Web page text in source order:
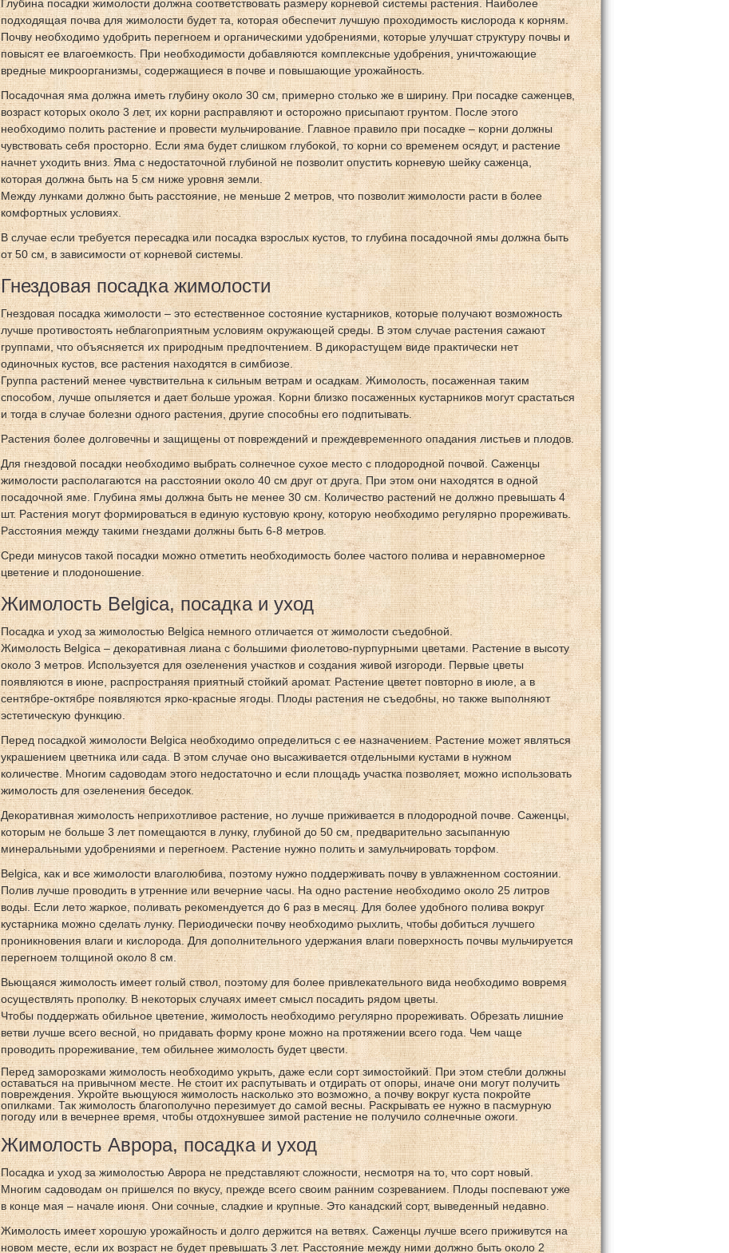
Глубина посадки жимолости должна соответствовать размеру корневой системы растения. Наиболее
подходящая почва для жимолости будет та, которая обеспечит лучшую проходимость кислорода к корням.
Почву необходимо удобрить перегноем и органическими удобрениями, которые улучшат структуру почвы и
повысят ее влагоемкость. При необходимости добавляются комплексные удобрения, уничтожающие
вредные микроорганизмы, содержащиеся в почве и повышающие урожайность.
Посадочная яма должна иметь глубину около 30 см, примерно столько же в ширину. При посадке саженцев,
возраст которых около 3 лет, их корни расправляют и осторожно присыпают грунтом. После этого
необходимо полить растение и провести мульчирование. Главное правило при посадке – корни должны
чувствовать себя просторно. Если яма будет слишком глубокой, то корни со временем осядут, и растение
начнет уходить вниз. Яма с недостаточной глубиной не позволит опустить корневую шейку саженца,
которая должна быть на 5 см ниже уровня земли.
Между лунками должно быть расстояние, не меньше 2 метров, что позволит жимолости расти в более
комфортных условиях.
В случае если требуется пересадка или посадка взрослых кустов, то глубина посадочной ямы должна быть
от 50 см, в зависимости от корневой системы.
Гнездовая посадка жимолости
Гнездовая посадка жимолости – это естественное состояние кустарников, которые получают возможность
лучше противостоять неблагоприятным условиям окружающей среды. В этом случае растения сажают
группами, что объясняется их природным предпочтением. В дикорастущем виде практически нет
одиночных кустов, все растения находятся в симбиозе.
Группа растений менее чувствительна к сильным ветрам и осадкам. Жимолость, посаженная таким
способом, лучше опыляется и дает больше урожая. Корни близко посаженных кустарников могут срастаться
и тогда в случае болезни одного растения, другие способны его подпитывать.
Растения более долговечны и защищены от повреждений и преждевременного опадания листьев и плодов.
Для гнездовой посадки необходимо выбрать солнечное сухое место с плодородной почвой. Саженцы
жимолости располагаются на расстоянии около 40 см друг от друга. При этом они находятся в одной
посадочной яме. Глубина ямы должна быть не менее 30 см. Количество растений не должно превышать 4
шт. Растения могут формироваться в единую кустовую крону, которую необходимо регулярно прореживать.
Расстояния между такими гнездами должны быть 6-8 метров.
Среди минусов такой посадки можно отметить необходимость более частого полива и неравномерное
цветение и плодоношение.
Жимолость Belgica, посадка и уход
Посадка и уход за жимолостью Belgica немного отличается от жимолости съедобной.
Жимолость Belgica – декоративная лиана с большими фиолетово-пурпурными цветами. Растение в высоту
около 3 метров. Используется для озеленения участков и создания живой изгороди. Первые цветы
появляются в июне, распространяя приятный стойкий аромат. Растение цветет повторно в июле, а в
сентябре-октябре появляются ярко-красные ягоды. Плоды растения не съедобны, но также выполняют
эстетическую функцию.
Перед посадкой жимолости Belgica необходимо определиться с ее назначением. Растение может являться
украшением цветника или сада. В этом случае оно высаживается отдельными кустами в нужном
количестве. Многим садоводам этого недостаточно и если площадь участка позволяет, можно использовать
жимолость для озеленения беседок.
Декоративная жимолость неприхотливое растение, но лучше приживается в плодородной почве. Саженцы,
которым не больше 3 лет помещаются в лунку, глубиной до 50 см, предварительно засыпанную
минеральными удобрениями и перегноем. Растение нужно полить и замульчировать торфом.
Belgica, как и все жимолости влаголюбива, поэтому нужно поддерживать почву в увлажненном состоянии.
Полив лучше проводить в утренние или вечерние часы. На одно растение необходимо около 25 литров
воды. Если лето жаркое, поливать рекомендуется до 6 раз в месяц. Для более удобного полива вокруг
кустарника можно сделать лунку. Периодически почву необходимо рыхлить, чтобы добиться лучшего
проникновения влаги и кислорода. Для дополнительного удержания влаги поверхность почвы мульчируется
перегноем толщиной около 8 см.
Вьющаяся жимолость имеет голый ствол, поэтому для более привлекательного вида необходимо вовремя
осуществлять прополку. В некоторых случаях имеет смысл посадить рядом цветы.
Чтобы поддержать обильное цветение, жимолость необходимо регулярно прореживать. Обрезать лишние
ветви лучше всего весной, но придавать форму кроне можно на протяжении всего года. Чем чаще
проводить прореживание, тем обильнее жимолость будет цвести.
Перед заморозками жимолость необходимо укрыть, даже если сорт зимостойкий. При этом стебли должны
оставаться на привычном месте. Не стоит их распутывать и отдирать от опоры, иначе они могут получить
повреждения. Укройте вьющуюся жимолость насколько это возможно, а почву вокруг куста покройте
опилками. Так жимолость благополучно перезимует до самой весны. Раскрывать ее нужно в пасмурную
погоду или в вечернее время, чтобы отдохнувшее зимой растение не получило солнечные ожоги.
Жимолость Аврора, посадка и уход
Посадка и уход за жимолостью Аврора не представляют сложности, несмотря на то, что сорт новый.
Многим садоводам он пришелся по вкусу, прежде всего своим ранним созреванием. Плоды поспевают уже
в конце мая – начале июня. Они сочные, сладкие и крупные. Это канадский сорт, выведенный недавно.
Жимолость имеет хорошую урожайность и долго держится на ветвях. Саженцы лучше всего приживутся на
новом месте, если их возраст не будет превышать 3 лет. Расстояние между ними должно быть около 2